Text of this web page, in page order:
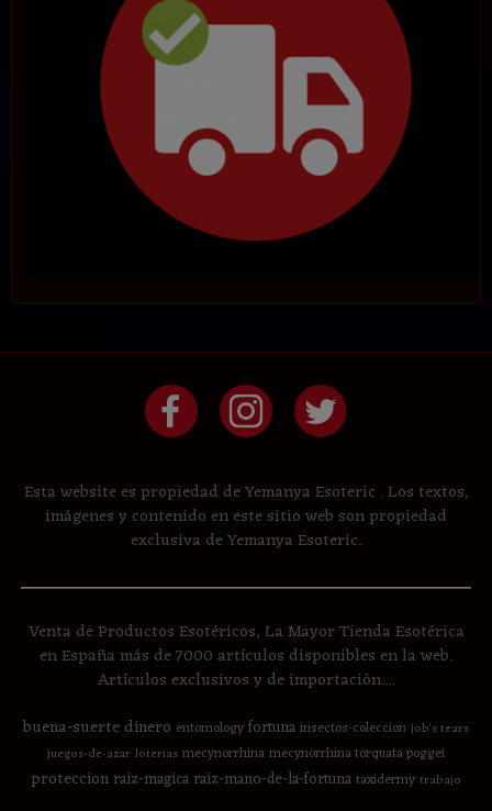
Esta website es propiedad de Yemanya Esoteric . Los textos,
imágenes y contenido en este sitio web son propiedad
exclusiva de Yemanya Esoteric.
Venta de Productos Esotéricos, La Mayor Tienda Esotérica
en España más de 7000 artículos disponibles en la web.
Artículos exclusivos y de importación....
buena-suertedinero entomologyfortunainsectos-coleccion job's tears
juegos-de-azar loterias mecynorrhinamecynorrhina torquata poggei
proteccion raiz-magica raiz-mano-de-la-fortunataxidermy trabajo